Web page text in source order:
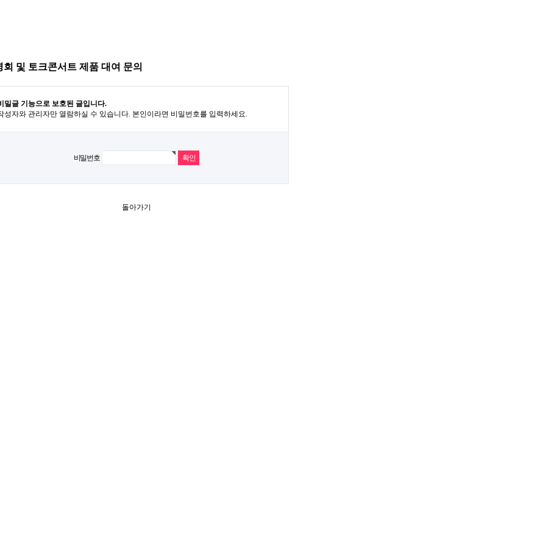
회 및 토크콘서트 제품 대여 문의
밀글 기능으로 보호된 글입니다.
성자와 관리자만 열람하실 수 있습니다. 본인이라면 비밀번호를 입력하세요.
비밀번호
돌아가기